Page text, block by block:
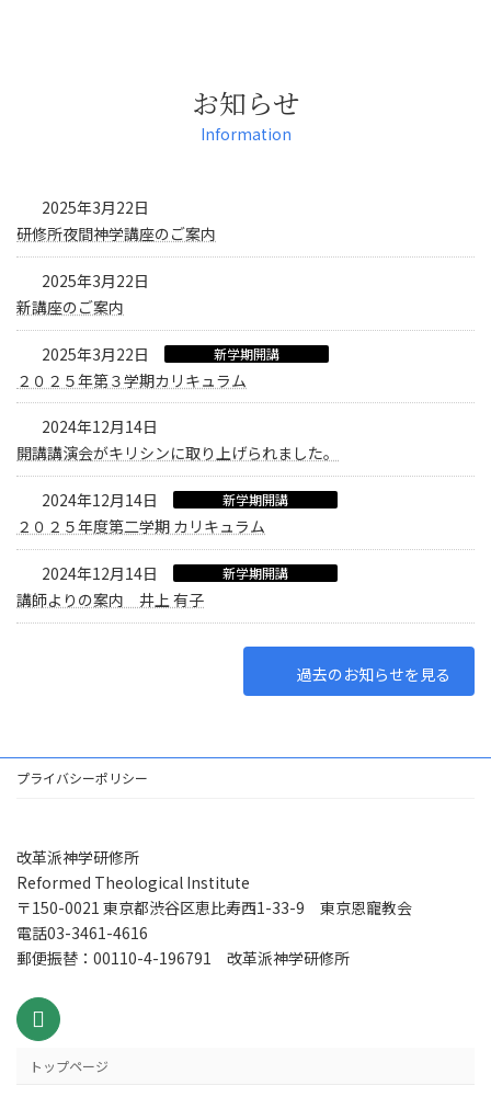
お知らせ
Information
2025年3月22日
研修所夜間神学講座のご案内
2025年3月22日
新講座のご案内
2025年3月22日 新学期開講
２０２５年第３学期カリキュラム
2024年12月14日
開講講演会がキリシンに取り上げられました。
2024年12月14日 新学期開講
２０２５年度第二学期 カリキュラム
2024年12月14日 新学期開講
講師よりの案内 井上 有子
過去のお知らせを見る
プライバシーポリシー
改革派神学研修所
Reformed Theological Institute
〒150-0021 東京都渋谷区恵比寿西1-33-9 東京恩寵教会
電話03-3461-4616
郵便振替：00110-4-196791 改革派神学研修所
トップページ